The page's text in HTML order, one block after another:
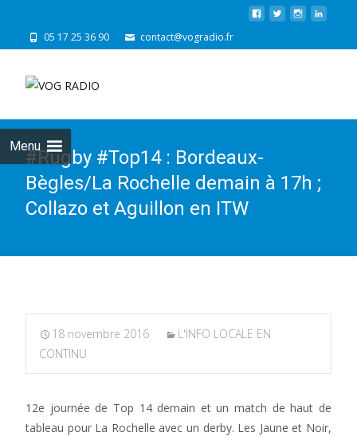
05 17 25 36 90 contact@vogradio.fr
Menu
#Rugby #Top14 : Bordeaux-
Bègles/La Rochelle demain à 17h ;
Collazo et Aguillon en ITW
18 novembre 2016
L'INFO LOCALE EN
CONTINU
12e journée de Top 14 demain et un match de haut de
tableau pour La Rochelle avec un derby. Les Jaune et Noir,